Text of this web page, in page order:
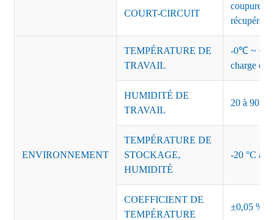
COURT-CIRCUIT
coupure
ENVIRONNEMENT
TEMPÉRATURE DE
TRAVAIL
-0℃ ~
charge de
HUMIDITÉ DE
TRAVAIL
20 à 90 %
TEMPÉRATURE DE
STOCKAGE,
HUMIDITÉ
-20 °C à
COEFFICIENT DE
TEMPÉRATURE
±0,05 %/